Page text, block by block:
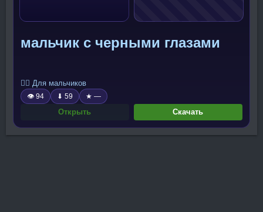
мальчик с черными глазами
🧍‍♂️ Для мальчиков
👁 94 ⬇ 59 ★ —
Открыть Скачать